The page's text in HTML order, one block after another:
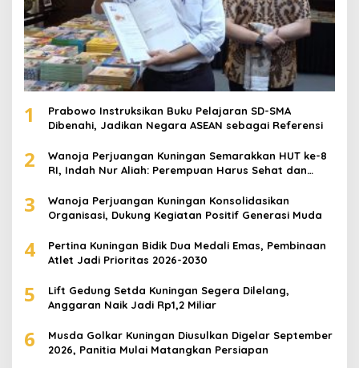
1
Prabowo Instruksikan Buku Pelajaran SD-SMA
Dibenahi, Jadikan Negara ASEAN sebagai Referensi
2
Wanoja Perjuangan Kuningan Semarakkan HUT ke-8
RI, Indah Nur Aliah: Perempuan Harus Sehat dan
3
Wanoja Perjuangan Kuningan Konsolidasikan
Organisasi, Dukung Kegiatan Positif Generasi Muda
4
Pertina Kuningan Bidik Dua Medali Emas, Pembinaan
Atlet Jadi Prioritas 2026-2030
5
Lift Gedung Setda Kuningan Segera Dilelang,
Anggaran Naik Jadi Rp1,2 Miliar
6
Musda Golkar Kuningan Diusulkan Digelar September
2026, Panitia Mulai Matangkan Persiapan